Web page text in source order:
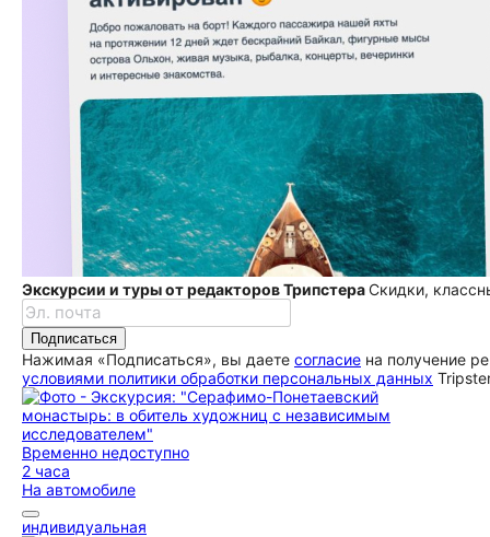
Экскурсии и туры от редакторов ТрипстераСкидки,
Подписаться
Нажимая «Подписаться», вы даете согласие на получение
условиями политики обработки персональных данных
Временно недоступно
2 часа
На автомобиле
индивидуальная